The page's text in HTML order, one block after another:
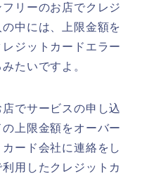
リーのお店でクレジ
中には、上限金額を
ジットカードエラー
たいですよ。
でサービスの申し込
上限金額をオーバー
ード会社に連絡をし
用したクレジットカ